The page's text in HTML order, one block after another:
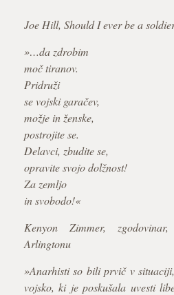
Joe Hill, Should I ever be a
»…da zdrobim
moč tiranov.
Pridruži
se vojski garačev,
možje in ženske,
postrojite se.
Delavci, zbudite se,
opravite svojo dolžnost!
Za zemljo
in svobodo!«
Kenyon Zimmer,
Arlingtonu
»Anarhisti so bili prvič v
vojsko, ki je poskušala uvesti